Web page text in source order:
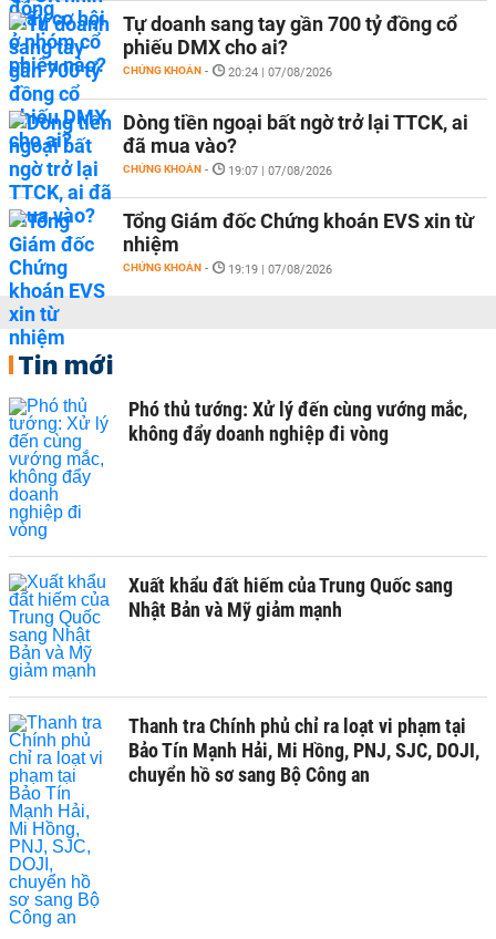
Tự doanh sang tay gần 700 tỷ đồng cổ
phiếu DMX cho ai?
CHỨNG KHOÁN - 20:24 | 07/08/2026
Dòng tiền ngoại bất ngờ trở lại TTCK, ai
đã mua vào?
CHỨNG KHOÁN - 19:07 | 07/08/2026
Tổng Giám đốc Chứng khoán EVS xin từ
nhiệm
CHỨNG KHOÁN - 19:19 | 07/08/2026
Tin mới
Phó thủ tướng: Xử lý đến cùng vướng mắc,
không đẩy doanh nghiệp đi vòng
Xuất khẩu đất hiếm của Trung Quốc sang
Nhật Bản và Mỹ giảm mạnh
Thanh tra Chính phủ chỉ ra loạt vi phạm tại
Bảo Tín Mạnh Hải, Mi Hồng, PNJ, SJC, DOJI,
chuyển hồ sơ sang Bộ Công an